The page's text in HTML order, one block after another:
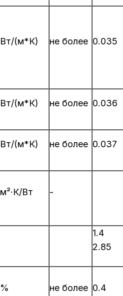
Вт/(м*К) не более 0.035
Вт/(м*К) не более 0.036
Вт/(м*К) не более 0.037
м²·К/Вт -
1.4
2.85
% не более 0.4